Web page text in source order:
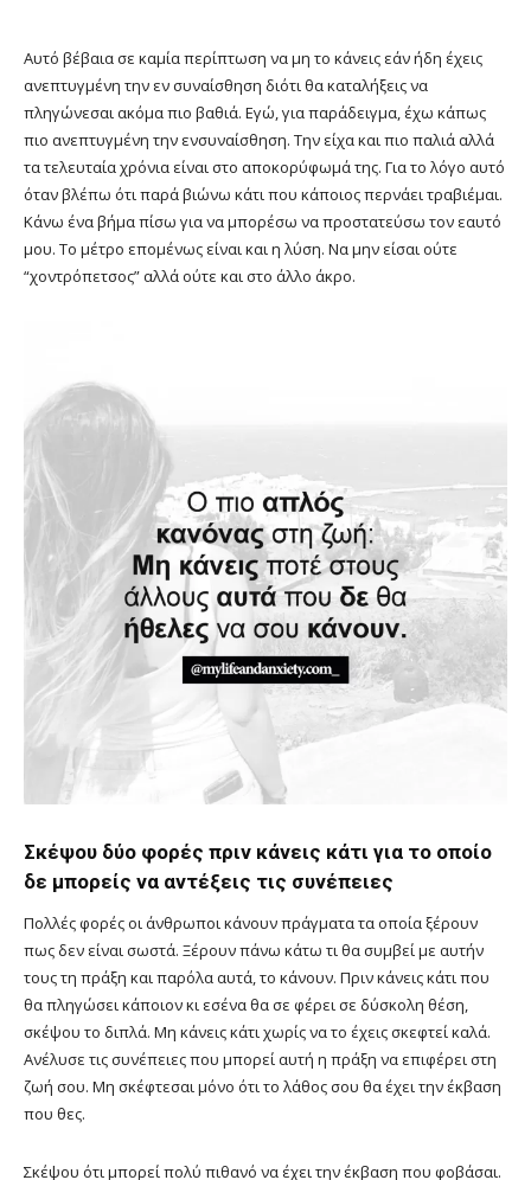
Αυτό βέβαια σε καμία περίπτωση να μη το κάνεις εάν ήδη έχεις
ανεπτυγμένη την εν συναίσθηση διότι θα καταλήξεις να
πληγώνεσαι ακόμα πιο βαθιά. Εγώ, για παράδειγμα, έχω κάπως
πιο ανεπτυγμένη την ενσυναίσθηση. Την είχα και πιο παλιά αλλά
τα τελευταία χρόνια είναι στο αποκορύφωμά της. Για το λόγο αυτό
όταν βλέπω ότι παρά βιώνω κάτι που κάποιος περνάει τραβιέμαι.
Κάνω ένα βήμα πίσω για να μπορέσω να προστατεύσω τον εαυτό
μου. Το μέτρο επομένως είναι και η λύση. Να μην είσαι ούτε
“χοντρόπετσος” αλλά ούτε και στο άλλο άκρο.
Σκέψου δύο φορές πριν κάνεις κάτι για το οποίο
δε μπορείς να αντέξεις τις συνέπειες
Πολλές φορές οι άνθρωποι κάνουν πράγματα τα οποία ξέρουν
πως δεν είναι σωστά. Ξέρουν πάνω κάτω τι θα συμβεί με αυτήν
τους τη πράξη και παρόλα αυτά, το κάνουν. Πριν κάνεις κάτι που
θα πληγώσει κάποιον κι εσένα θα σε φέρει σε δύσκολη θέση,
σκέψου το διπλά. Μη κάνεις κάτι χωρίς να το έχεις σκεφτεί καλά.
Ανέλυσε τις συνέπειες που μπορεί αυτή η πράξη να επιφέρει στη
ζωή σου. Μη σκέφτεσαι μόνο ότι το λάθος σου θα έχει την έκβαση
που θες.
Σκέψου ότι μπορεί πολύ πιθανό να έχει την έκβαση που φοβάσαι.